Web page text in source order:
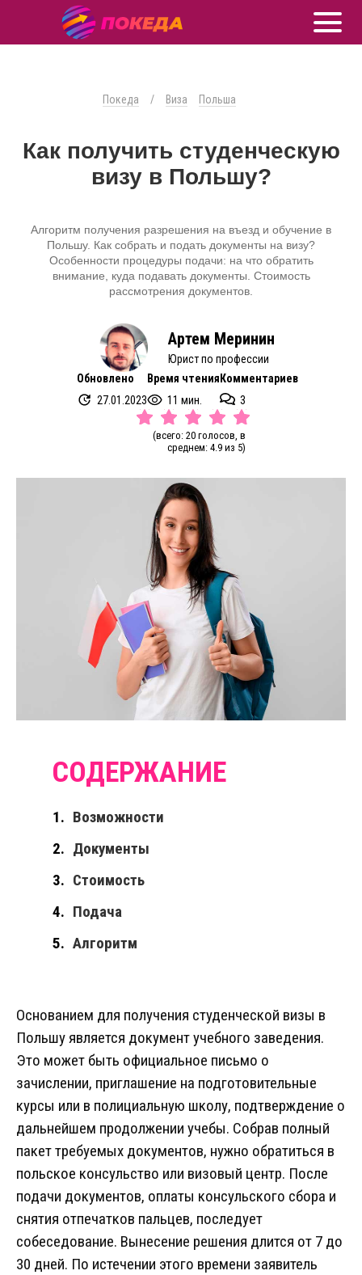
Покеда / Виза Польша
Как получить студенческую
визу в Польшу?
Алгоритм получения разрешения на въезд и обучение в
Польшу. Как собрать и подать документы на визу?
Особенности процедуры подачи: на что обратить
внимание, куда подавать документы. Стоимость
рассмотрения документов.
Артем Меринин
Юрист по профессии
Обновлено
27.01.2023
Время чтения
11 мин.
Комментариев
3
(всего: 20 голосов, в
среднем: 4.9 из 5)
Возможности
Документы
Стоимость
Подача
Алгоритм
Основанием для получения студенческой визы в
Польшу является документ учебного заведения.
Это может быть официальное письмо о
зачислении, приглашение на подготовительные
курсы или в полициальную школу, подтверждение о
дальнейшем продолжении учебы. Собрав полный
пакет требуемых документов, нужно обратиться в
польское консульство или визовый центр. После
подачи документов, оплаты консульского сбора и
снятия отпечатков пальцев, последует
собеседование. Вынесение решения длится от 7 до
30 дней. По истечении этого времени заявитель